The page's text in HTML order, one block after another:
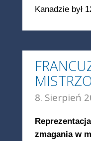
Kanadzie był
8. Sierpień
zmagania w